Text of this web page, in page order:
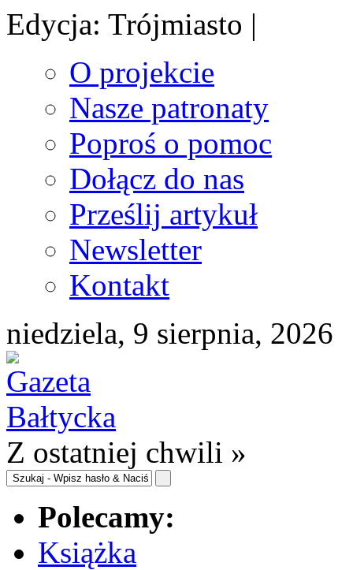
Edycja: Trójmiasto |
O projekcie
Nasze patronaty
Poproś o pomoc
Dołącz do nas
Prześlij artykuł
Newsletter
Kontakt
niedziela, 9 sierpnia, 2026
Z ostatniej chwili »
Polecamy:
Książka